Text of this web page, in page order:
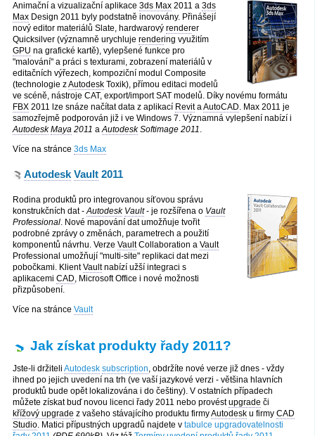
Animační a vizualizační aplikace 3ds Max 2011 a 3ds
Max Design 2011 byly podstatně inovovány. Přinášejí
nový editor materiálů Slate, hardwarový renderer
Quicksilver (významně urychluje rendering využitím
GPU na grafické kartě), vylepšené funkce pro
"malování" a práci s texturami, zobrazení materiálů v
editačních výřezech, kompoziční modul Composite
(technologie zAutodesk Toxik), přímou editaci modelů
ve scéně, nástroje CAT, export/import SAT modelů. Díky novému formátu
FBX 2011 lze snáze načítat data z aplikací RevitaAutoCAD. Max 2011 je
samozřejmě podporován již i ve Windows 7. Významná vylepšení nabízí i
Autodesk Maya 2011 aAutodeskSoftimage 2011.
Více na stránce 3ds Max
Autodesk Vault 2011
Rodina produktů pro integrovanou síťovou správu
konstrukčních dat -Autodesk Vault- je rozšířena o Vault
Professional. Nové mapování dat umožňuje tvořit
podrobné zprávy o změnách, parametrech a použití
komponentů návrhu. Verze VaultCollaboration a Vault
Professional umožňují "multi-site" replikaci dat mezi
pobočkami. KlientVaultnabízí užší integraci s
aplikacemi CAD, Microsoft Office i nové možnosti
přizpůsobení.
Více na stránce Vault
Jak získat produkty řady 2011?
Jste-li držiteli Autodesk subscription, obdržíte nové verze již dnes - vždy
ihned po jejich uvedení na trh (ve vaší jazykové verzi - většina hlavních
produktů bude opět lokalizována i do češtiny). V ostatních případech
můžete získat buď novou licenci řady 2011 nebo provéstupgrade či
křížový upgrade z vašeho stávajícího produktu firmyAutodesk u firmy CAD
Studio. Matici přípustných upgradů najdete v tabulce upgradovatelnosti